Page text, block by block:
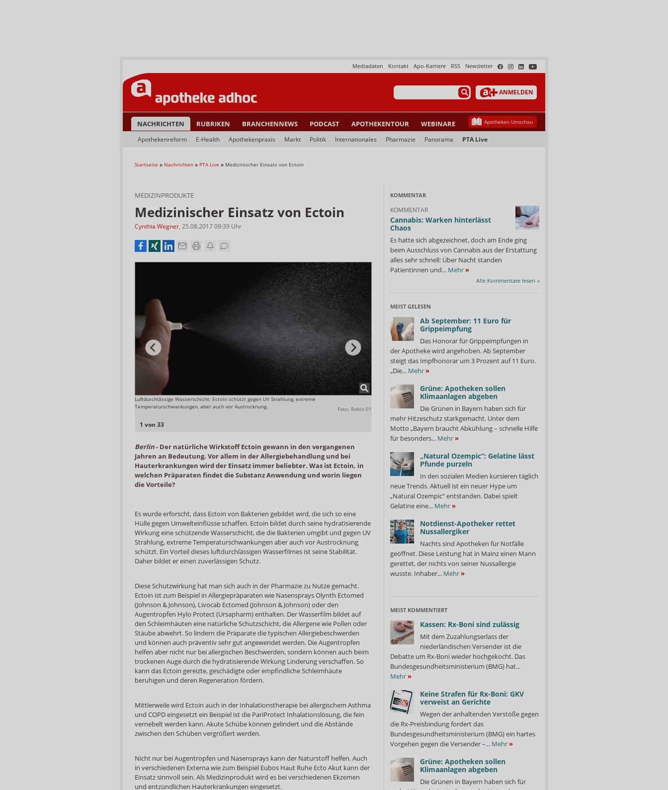
Newsletter
RSS
Apo-Karriere
Kontakt
Mediadaten
ANMELDEN
NACHRICHTEN RUBRIKEN BRANCHENNEWS PODCAST APOTHEKENTOUR WEBINARE Apotheken Umschau
Apothekenreform E-Health Apothekenpraxis Markt Politik Internationales Pharmazie Panorama PTA Live
Startseite » Nachrichten » PTA Live » Medizinischer Einsatz von Ectoin
MEDIZINPRODUKTE
Medizinischer Einsatz von Ectoin
Cynthia Wegner, 25.08.2017 09:39 Uhr
1 von 33
Luftdurchlässige Wasserschicht: Ectoin schützt gegen UV Strahlung, extreme
Temperaturschwankungen, aber auch vor Austrocknung.
Foto: Robin 01
Die Augentropfen helfen aber nicht nur bei allergischen Beschwerden, sondern können auch beim
trockenen Auge durch die hydratisierende Wirkung Linderung verschaffen.
Berlin- Der natürliche Wirkstoff Ectoin gewann in den vergangenen
Jahren an Bedeutung. Vor allem in der Allergiebehandlung und bei
Hauterkrankungen wird der Einsatz immer beliebter. Was ist Ectoin, in
welchen Präparaten findet die Substanz Anwendung und worin liegen
die Vorteile?
Es wurde erforscht, dass Ectoin von Bakterien gebildet wird, die sich so eine
Hülle gegen Umwelteinflüsse schaffen. Ectoin bildet durch seine hydratisierende
Wirkung eine schützende Wasserschicht, die die Bakterien umgibt und gegen UV
Strahlung, extreme Temperaturschwankungen aber auch vor Austrocknung
schützt. Ein Vorteil dieses luftdurchlässigen Wasserfilmes ist seine Stabilität.
Daher bildet er einen zuverlässigen Schutz.
Diese Schutzwirkung hat man sich auch in der Pharmazie zu Nutze gemacht.
Ectoin ist zum Beispiel in Allergiepräparaten wie Nasensprays Olynth Ectomed
(Johnson & Johnson), Livocab Ectomed (Johnson & Johnson) oder den
Augentropfen Hylo Protect (Ursapharm) enthalten. Der Wasserfilm bildet auf
den Schleimhäuten eine natürliche Schutzschicht, die Allergene wie Pollen oder
Stäube abwehrt. So lindern die Präparate die typischen Allergiebeschwerden
und können auch präventiv sehr gut angewendet werden. Die Augentropfen
helfen aber nicht nur bei allergischen Beschwerden, sondern können auch beim
trockenen Auge durch die hydratisierende Wirkung Linderung verschaffen. So
kann das Ectoin gereizte, geschädigte oder empfindliche Schleimhäute
beruhigen und deren Regeneration fördern.
Mittlerweile wird Ectoin auch in der Inhalationstherapie bei allergischem Asthma
und COPD eingesetzt ein Beispiel ist die PariProtect Inhalationslösung, die fein
vernebelt werden kann. Akute Schübe können gelindert und die Abstände
zwischen den Schüben vergrößert werden.
Nicht nur bei Augentropfen und Nasensprays kann der Naturstoff helfen. Auch
in verschiedenen Externa wie zum Beispiel Eubos Haut Ruhe Ecto Akut kann der
Einsatz sinnvoll sein. Als Medizinprodukt wird es bei verschiedenen Ekzemen
und entzündlichen Hauterkrankungen eingesetzt.
KOMMENTAR
KOMMENTAR
Cannabis: Warken hinterlässt
Chaos
Es hatte sich abgezeichnet, doch am Ende ging
beim Ausschluss von Cannabis aus der Erstattung
alles sehr schnell: Über Nacht standen
Patientinnen und... Mehr»
Alle Kommentare lesen »
MEIST GELESEN
Ab September: 11 Euro für
Grippeimpfung
Das Honorar für Grippeimpfungen in
der Apotheke wird angehoben. Ab September
steigt das Impfhonorar um 3 Prozent auf 11 Euro.
„Die... Mehr»
Grüne: Apotheken sollen
Klimaanlagen abgeben
Die Grünen in Bayern haben sich für
mehr Hitzeschutz starkgemacht. Unter dem
Motto „Bayern braucht Abkühlung – schnelle Hilfe
für besonders... Mehr»
„Natural Ozempic“: Gelatine lässt
Pfunde purzeln
In den sozialen Medien kursieren täglich
neue Trends. Aktuell ist ein neuer Hype um
„Natural Ozempic“ entstanden. Dabei spielt
Gelatine eine... Mehr»
Notdienst-Apotheker rettet
Nussallergiker
Nachts sind Apotheken für Notfälle
geöffnet. Diese Leistung hat in Mainz einen Mann
gerettet, der nichts von seiner Nussallergie
wusste. Inhaber... Mehr»
MEIST KOMMENTIERT
Kassen: Rx-Boni sind zulässig
Mit dem Zuzahlungserlass der
niederländischen Versender ist die
Debatte um Rx-Boni wieder hochgekocht. Das
Bundesgesundheitsministerium (BMG) hat...
Mehr»
Keine Strafen für Rx-Boni: GKV
verweist an Gerichte
Wegen der anhaltenden Verstöße gegen
die Rx-Preisbindung fordert das
Bundesgesundheitsministerium (BMG) ein hartes
Vorgehen gegen die Versender –... Mehr»
Grüne: Apotheken sollen
Klimaanlagen abgeben
Die Grünen in Bayern haben sich für